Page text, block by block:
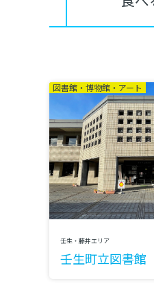
図書館・博物館・アート
壬生・藤井エリア
壬生町立図書館